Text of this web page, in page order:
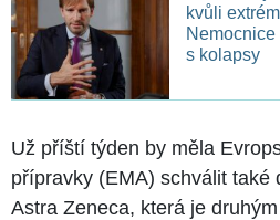
kvůli
s kolapsy
Už příští týden by měla
přípravky (EMA) schválit také
Astra Zeneca, která je